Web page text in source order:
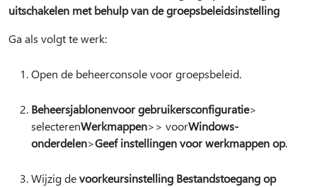
uitschakelen met behulp van de groepsbeleidsinstelling
Ga als volgt te werk:
Open de beheerconsole voor groepsbeleid.
Beheersjablonenvoor gebruikersconfiguratie>
selecterenWerkmappen>> voorWindows-
onderdelen>Geef instellingen voor werkmappen op.
Wijzig devoorkeursinstelling Bestandstoegang op